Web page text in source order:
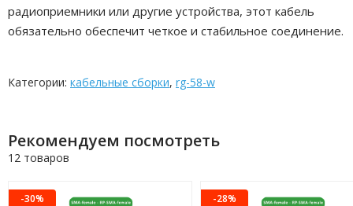
радиоприемники или другие устройства, этот кабель
обязательно обеспечит четкое и стабильное соединение.
Категории: кабельные сборки, rg-58-w
Рекомендуем посмотреть
12 товаров
-30% -28%